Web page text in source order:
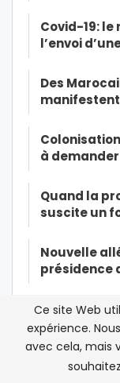
Covid-19: le
l’envoi
Des
à
Quand la
suscite un
Nouvelle
présidence
La décision
drapeaux
Le
Ce site Web
expérience.
avec cela, mais